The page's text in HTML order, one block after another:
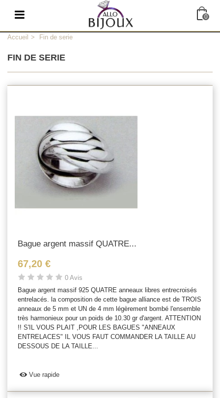
0
Accueil > Fin de serie
FIN DE SERIE
Bague argent massif QUATRE...
67,20 €
0 Avis
Bague argent massif 925 QUATRE anneaux libres entrecroisés
entrelacés. la composition de cette bague alliance est de TROIS
anneaux de 5 mm et UN de 4 mm légèrement bombé l'ensemble
très harmonieux pour un poids de 10.30 gr d'argent. ATTENTION
!! S'IL VOUS PLAIT ,POUR LES BAGUES "ANNEAUX
ENTRELACES" IL VOUS FAUT COMMANDER LA TAILLE AU
DESSOUS DE LA TAILLE...
Vue rapide